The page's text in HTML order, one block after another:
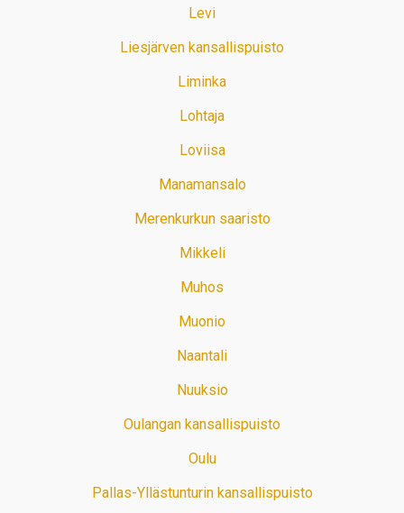
Levi
Liesjärven kansallispuisto
Liminka
Lohtaja
Loviisa
Manamansalo
Merenkurkun saaristo
Mikkeli
Muhos
Muonio
Naantali
Nuuksio
Oulangan kansallispuisto
Oulu
Pallas-Yllästunturin kansallispuisto